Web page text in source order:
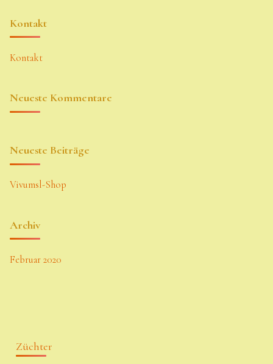
Kontakt
Kontakt
Neueste Kommentare
Neueste Beiträge
Vivumsl-Shop
Archiv
Februar 2020
Züchter